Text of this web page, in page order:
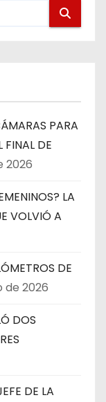
PARA
FINAL DE
2026
LA
VOLVIÓ A
DE
de 2026
DOS
DE LA